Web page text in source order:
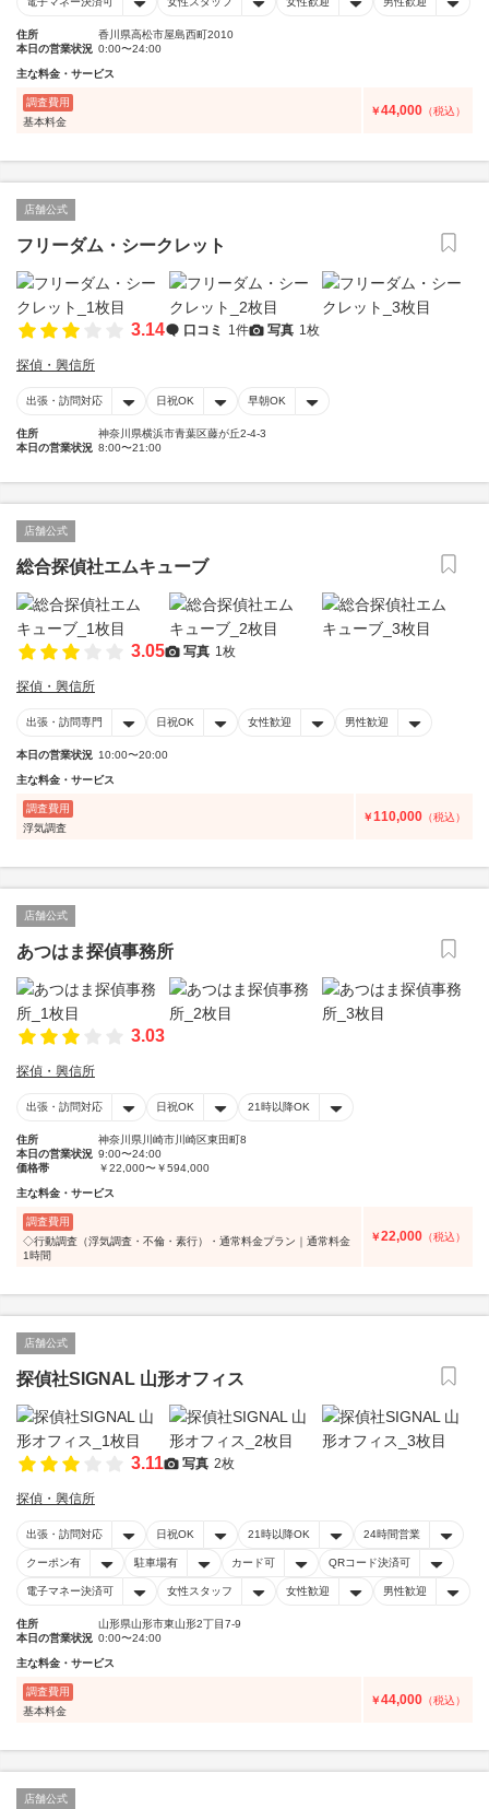
住所
香川県高松市屋島西町2010
本日の営業状況 0:00〜24:00
主な料金・サービス
調査費用
基本料金
￥44,000 （税込）
店舗公式
フリーダム・シークレット
3.14 口コミ 1件 写真 1枚
探偵・興信所
出張・訪問対応 日祝OK 早朝OK
住所
神奈川県横浜市青葉区藤が丘2-4-3
本日の営業状況 8:00〜21:00
店舗公式
総合探偵社エムキューブ
3.05 写真 1枚
探偵・興信所
出張・訪問専門 日祝OK 女性歓迎 男性歓迎
本日の営業状況 10:00〜20:00
主な料金・サービス
調査費用
浮気調査
￥110,000 （税込）
店舗公式
あつはま探偵事務所
3.03
探偵・興信所
出張・訪問対応 日祝OK 21時以降OK
住所
神奈川県川崎市川崎区東田町8
本日の営業状況 9:00〜24:00
価格帯
￥22,000〜￥594,000
主な料金・サービス
調査費用
◇行動調査（浮気調査・不倫・素行）・通常料金プラン｜通常料金
1時間
￥22,000 （税込）
店舗公式
探偵社SIGNAL 山形オフィス
3.11 写真 2枚
探偵・興信所
出張・訪問対応 日祝OK 21時以降OK 24時間営業
クーポン有 駐車場有 カード可 QRコード決済可
電子マネー決済可 女性スタッフ 女性歓迎 男性歓迎
住所
山形県山形市東山形2丁目7-9
本日の営業状況 0:00〜24:00
主な料金・サービス
調査費用
基本料金
￥44,000 （税込）
店舗公式